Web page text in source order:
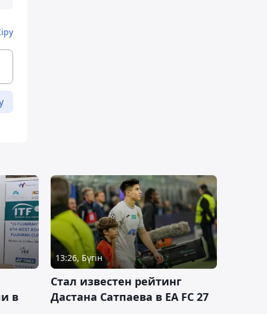
в
13:26, Бүгін
Стал известен рейтинг
Дастана Сатпаева в EA FC 27